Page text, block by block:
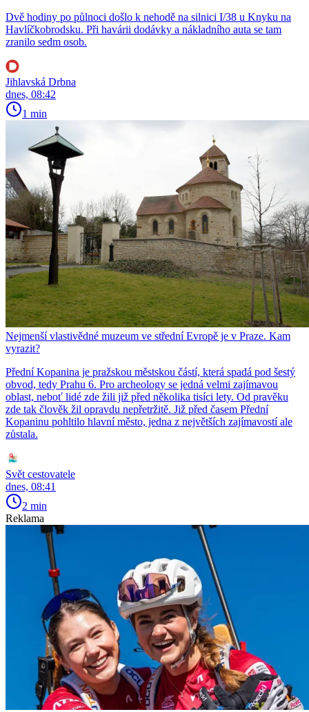
Dvě hodiny po půlnoci došlo k nehodě na silnici I/38 u Knyku na
Havlíčkobrodsku. Při havárii dodávky a nákladního auta se tam
zranilo sedm osob.
Jihlavská Drbna
dnes, 08:42
1 min
Nejmenší vlastivědné muzeum ve střední Evropě je v Praze. Kam
vyrazit?
Přední Kopanina je pražskou městskou částí, která spadá pod šestý
obvod, tedy Prahu 6. Pro archeology se jedná velmi zajímavou
oblast, neboť lidé zde žili již před několika tisíci lety. Od pravěku
zde tak člověk žil opravdu nepřetržitě. Již před časem Přední
Kopaninu pohltilo hlavní město, jedna z největších zajímavostí ale
zůstala.
Svět cestovatele
dnes, 08:41
2 min
Reklama